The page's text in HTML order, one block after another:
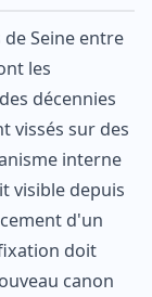
Seine entre
les
décennies
vissés sur des
interne
visible depuis
d'un
doit
canon